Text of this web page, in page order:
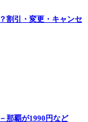
割引・変更・キャンセ
那覇が1990円など